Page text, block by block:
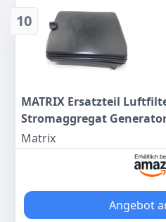
10
MATRIX Ersatzteil
Stromaggregat Generator
Matrix
Angebot